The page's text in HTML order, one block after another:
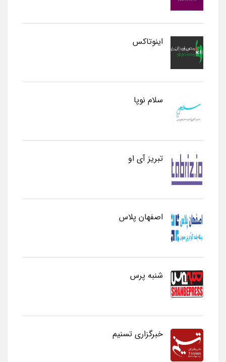
اینوتاکس
سلام نوپا
تبریز آی او
اصفهان پلاس
شنبه پرس
خبرگزاری تسنیم